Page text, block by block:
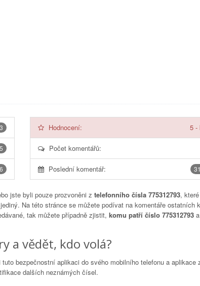
Hodnocení: 5-
Počet komentářů:
Poslední komentář:
jste byli pouze prozvoněni z telefonního čísla 775312793,
Na této stránce se můžete podívat na komentáře ostatních k
tak můžete případně zjistit, komu patří číslo 775312793
a vědět, kdo volá?
bezpečnostní aplikaci do svého mobilního telefonu a aplikace
dalších neznámých čísel.